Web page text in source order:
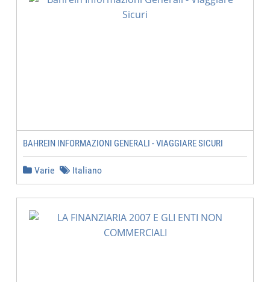
BAHREIN INFORMAZIONI GENERALI - VIAGGIARE SICURI
Varie Italiano